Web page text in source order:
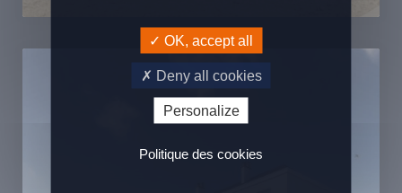
OK, accept all
Deny all cookies
Personalize
Politique des cookies